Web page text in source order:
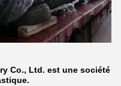
Co., Ltd. est une société